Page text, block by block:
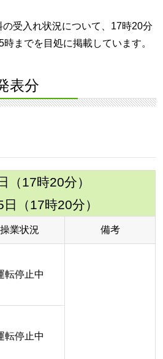
受入れ状況について、17時20分
までを目処に掲載しています。
表分
（17時20分）
（17時20分）
操業状況 備考
転停止中
転停止中